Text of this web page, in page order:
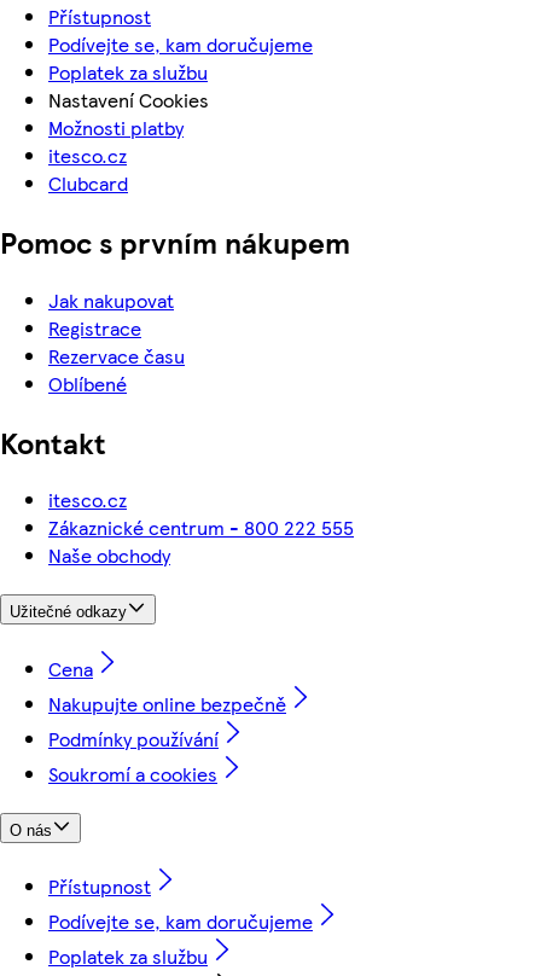
Přístupnost
Podívejte se, kam doručujeme
Poplatek za službu
Nastavení Cookies
Možnosti platby
itesco.cz
Clubcard
Pomoc s prvním nákupem
Jak nakupovat
Registrace
Rezervace času
Oblíbené
Kontakt
itesco.cz
Zákaznické centrum - 800 222 555
Naše obchody
Užitečné odkazy
Cena
Nakupujte online bezpečně
Podmínky používání
Soukromí a cookies
O nás
Přístupnost
Podívejte se, kam doručujeme
Poplatek za službu